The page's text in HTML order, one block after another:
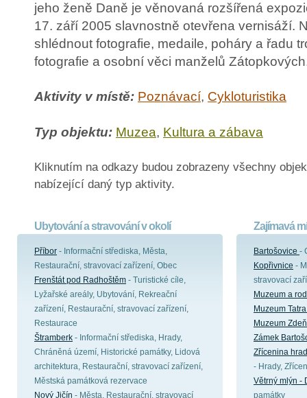
jeho ženě Daně je věnovaná rozšířená
17. září 2005 slavnostně otevřena vernisáží.
shlédnout fotografie, medaile, poháry a řadu
fotografie a osobní věci manželů
Aktivity v místě: Poznávací, Cykloturistika
Typ objektu: Muzea, Kultura a zábava
Kliknutím na odkazy budou zobrazeny všechny
nabízející daný typ aktivity.
Ubytování a stravování v okolí
Příbor - Informační střediska, Města,
Restaurační, stravovací zařízení, Obec
Frenštát pod Radhoštěm - Turistické cíle,
Lyžařské areály, Ubytování, Rekreační
zařízení, Restaurační, stravovací zařízení,
Restaurace
Štramberk - Informační střediska, Hrady,
Chráněná území, Historické památky, Lidová
architektura, Restaurační, stravovací zařízení,
Městská památková rezervace
Nový Jičín - Města, Restaurační, stravovací
Zajímavá
Bartošovice -
Kopřivnice -
stravovací
Muzeum a
Muzeum
Muzeum
Zámek
Zřícenina
- Hrady,
Větrný mlýn -
památky